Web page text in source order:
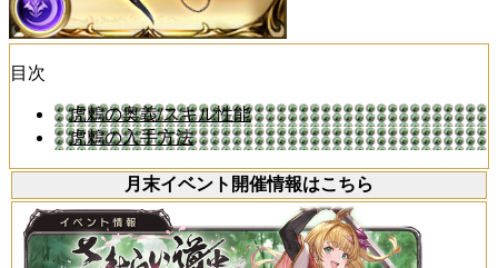
目次
虎鶫の奥義/スキル性能
虎鶫の入手方法
月末イベント開催情報はこちら